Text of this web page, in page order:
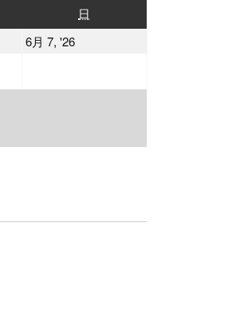
日
曜
6月 7, '262026
6
日